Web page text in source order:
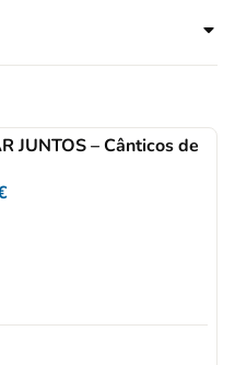
JUNTOS – Cânticos de